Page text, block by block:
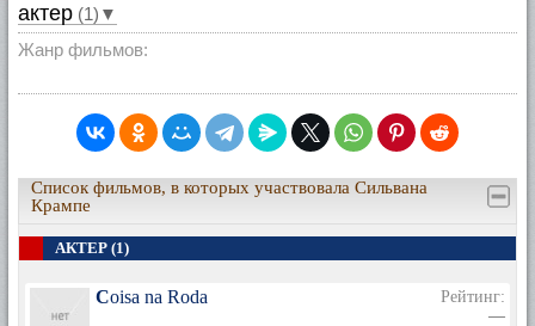
актер (1)▼
Жанр фильмов:
Список фильмов, в которых участвовала Сильвана
Крампе
АКТЕР (1)
Coisa na Roda
Рейтинг:
—